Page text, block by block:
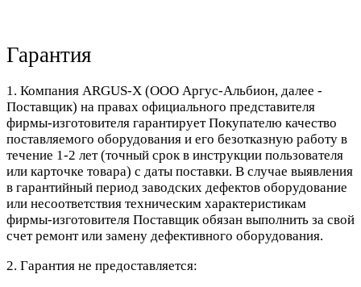
Гарантия
1. Компания ARGUS-X (ООО Аргус-Альбион, далее -
Поставщик) на правах официального представителя
фирмы-изготовителя гарантирует Покупателю качество
поставляемого оборудования и его безотказную работу в
течение 1-2 лет (точный срок в инструкции пользователя
или карточке товара) с даты поставки. В случае выявления
в гарантийный период заводских дефектов оборудование
или несоответствия техническим характеристикам
фирмы-изготовителя Поставщик обязан выполнить за свой
счет ремонт или замену дефективного оборудования.
2. Гарантия не предоставляется: